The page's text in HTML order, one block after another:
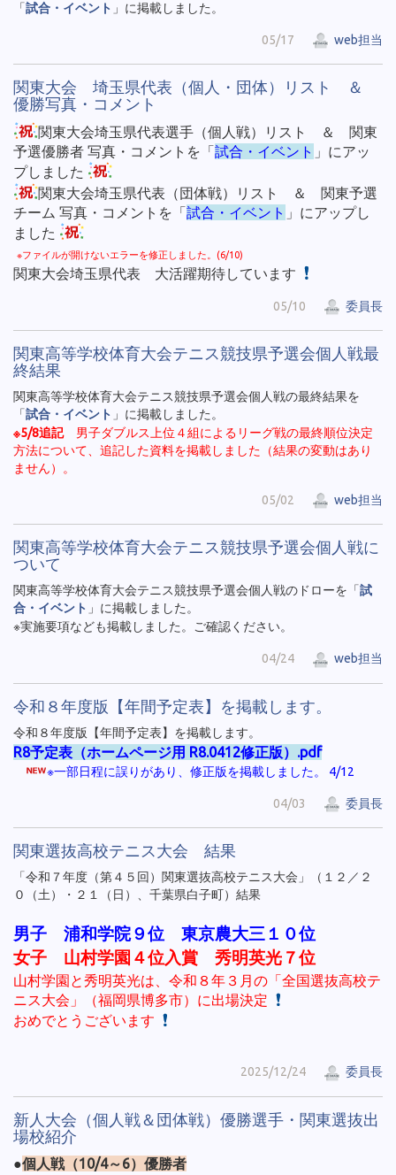
「試合・イベント 」に掲載しました。
05/17 web担当
関東大会 埼玉県代表（個人・団体）リスト ＆
優勝写真・コメント
関東大会埼玉県代表選手（個人戦）リスト ＆ 関東
予選優勝者 写真・コメントを「試合・イベント 」にアッ
プしました
関東大会埼玉県代表（団体戦）リスト ＆ 関東予選
チーム 写真・コメントを「試合・イベント 」にアップし
ました
※ファイルが開けないエラーを修正しました。(6/10)
関東大会埼玉県代表 大活躍期待しています
05/10 委員長
関東高等学校体育大会テニス競技県予選会個人戦最
終結果
関東高等学校体育大会テニス競技県予選会個人戦の最終結果を
「試合・イベント 」に掲載しました。
※5/8追記男子ダブルス上位４組によるリーグ戦の最終順位決定
方法について、追記した資料を掲載しました（結果の変動はあり
ません）。
05/02 web担当
関東高等学校体育大会テニス競技県予選会個人戦に
ついて
関東高等学校体育大会テニス競技県予選会個人戦のドローを「試
合・イベント 」に掲載しました。
※実施要項なども掲載しました。ご確認ください。
04/24 web担当
令和８年度版【年間予定表】を掲載します。
令和８年度版【年間予定表】を掲載します。
R8予定表（ホームページ用 R8.0412修正版）.pdf
※一部日程に誤りがあり、修正版を掲載しました。 4/12
04/03 委員長
関東選抜高校テニス大会 結果
「令和７年度（第４５回）関東選抜高校テニス大会」（１２／２
０（土）・２１（日）、千葉県白子町）結果
男子 浦和学院９位 東京農大三１０位
女子 山村学園４位入賞 秀明英光７位
山村学園と秀明英光は、令和８年３月の「全国選抜高校テ
ニス大会」（福岡県博多市）に出場決定
おめでとうございます
2025/12/24 委員長
新人大会（個人戦＆団体戦）優勝選手・関東選抜出
場校紹介
●個人戦（10/4～6）優勝者